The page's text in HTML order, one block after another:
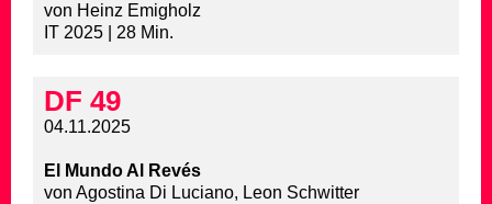
von Heinz Emigholz
IT 2025 | 28 Min.
DF 49
04.11.2025
El Mundo Al Revés
von Agostina Di Luciano, Leon Schwitter